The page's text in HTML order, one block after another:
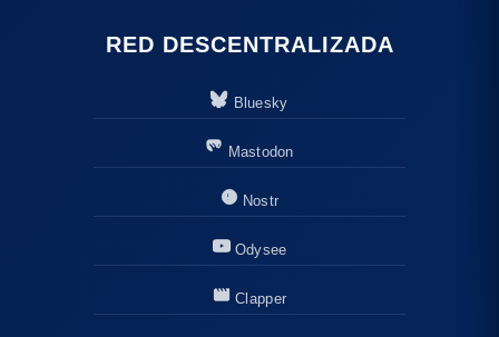
RED DESCENTRALIZADA
Bluesky
Mastodon
Nostr
Odysee
Clapper